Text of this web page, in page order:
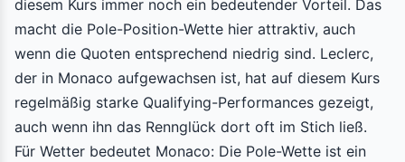
diesem Kurs immer noch ein bedeutender Vorteil. Das
macht die Pole-Position-Wette hier attraktiv, auch
wenn die Quoten entsprechend niedrig sind. Leclerc,
der in Monaco aufgewachsen ist, hat auf diesem Kurs
regelmäßig starke Qualifying-Performances gezeigt,
auch wenn ihn das Rennglück dort oft im Stich ließ.
Für Wetter bedeutet Monaco: Die Pole-Wette ist ein